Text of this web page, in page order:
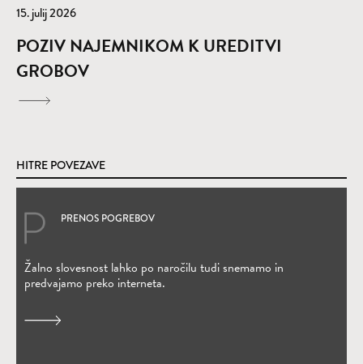
15. julij 2026
POZIV NAJEMNIKOM K UREDITVI
GROBOV
HITRE POVEZAVE
PRENOS POGREBOV
Žalno slovesnost lahko po naročilu tudi snemamo in
predvajamo preko interneta.
(Odpre se v novem oknu)